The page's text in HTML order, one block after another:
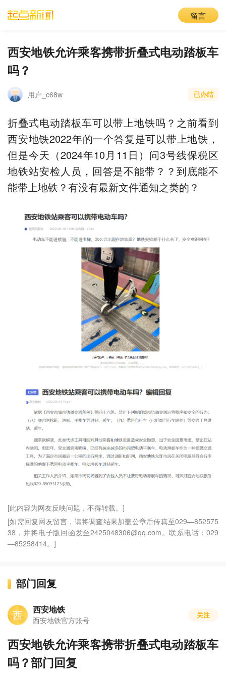
留言
西安地铁允许乘客携带折叠式电动踏板车
吗？
用户_c68w 已办结
折叠式电动踏板车可以带上地铁吗？之前看到
西安地铁2022年的一个答复是可以带上地铁，
但是今天（2024年10月11日）问3号线保税区
地铁站安检人员，回答是不能带？？到底能不
能带上地铁？有没有最新文件通知之类的？
[此内容为网友反映问题，不得转载。]
[如需回复网友留言，请将调查结果加盖公章后传真至029—852575
38，并将电子版回函发至2425048306@qq.com。联系电话：029
—85258414。]
部门回复
西 西安地铁
西安地铁官方账号
关注
西安地铁允许乘客携带折叠式电动踏板车
吗？部门回复